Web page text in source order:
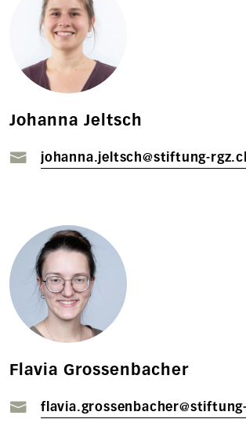
Johanna Jeltsch
johanna.jeltsch@stiftung-
Flavia Grossenbacher